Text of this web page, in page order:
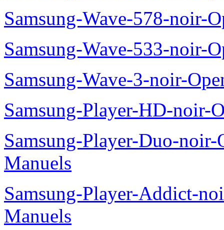
Samsung-Wave-578-noir-
Samsung-Wave-533-noir-
Samsung-Wave-3-noir-
Samsung-Player-HD-noir-
Samsung-Player-Duo-
Manuels
Samsung-Player-Addict-
Manuels